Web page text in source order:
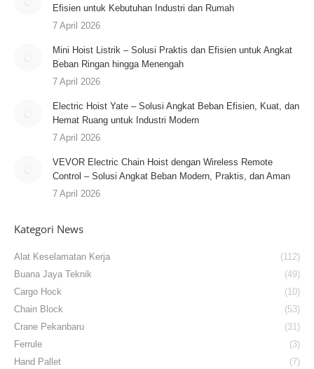
Efisien untuk Kebutuhan Industri dan Rumah
7 April 2026
Mini Hoist Listrik – Solusi Praktis dan Efisien untuk Angkat
Beban Ringan hingga Menengah
7 April 2026
Electric Hoist Yate – Solusi Angkat Beban Efisien, Kuat, dan
Hemat Ruang untuk Industri Modern
7 April 2026
VEVOR Electric Chain Hoist dengan Wireless Remote
Control – Solusi Angkat Beban Modern, Praktis, dan Aman
7 April 2026
Kategori News
Alat Keselamatan Kerja
(112)
Buana Jaya Teknik
(49)
Cargo Hock
(10)
Chain Block
(53)
Crane Pekanbaru
(31)
Ferrule
(3)
Hand Pallet
(7)